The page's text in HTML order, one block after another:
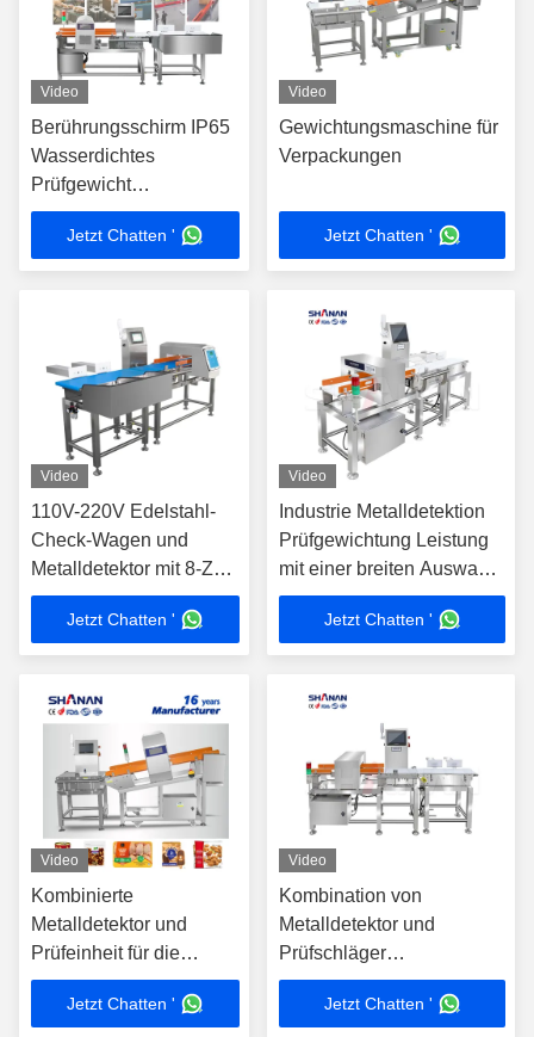
Video
Berührungsschirm IP65
Wasserdichtes
Prüfgewicht
Förderwaage
Gewichtsmetalldetektor
Jetzt Chatten '
Video
Gewichtungsmaschine für
Verpackungen
Jetzt Chatten '
Video
110V-220V Edelstahl-
Check-Wagen und
Metalldetektor mit 8-Zoll-
Touchscreen
Jetzt Chatten '
Video
Industrie Metalldetektion
Prüfgewichtung Leistung
mit einer breiten Auswahl
an Konfigurationen
Jetzt Chatten '
Video
Kombinierte
Metalldetektor und
Prüfeinheit für die
Gefrierverpackung
Jetzt Chatten '
Video
Kombination von
Metalldetektor und
Prüfschläger
Industriewaage
Sortiersysteme
Jetzt Chatten '